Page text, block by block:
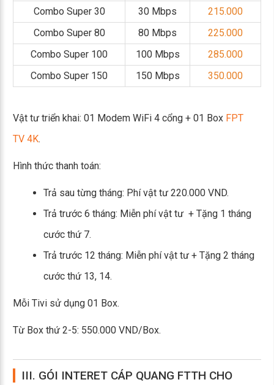
Combo Super 30
30 Mbps
215.000
Combo Super 80
80 Mbps
225.000
Combo Super 100
100 Mbps
285.000
Combo Super 150
150 Mbps 350.000
Vật tư triển khai: 01 Modem WiFi 4 cổng + 01 Box FPT
TV 4K.
Hình thức thanh toán:
Trả sau từng tháng: Phí vật tư 220.000 VND.
Trả trước 6 tháng: Miễn phí vật tư + Tặng 1 tháng
cước thứ 7.
Trả trước 12 tháng: Miễn phí vật tư + Tặng 2 tháng
cước thứ 13, 14.
Mỗi Tivi sử dụng 01 Box.
Từ Box thứ 2-5: 550.000 VND/Box.
III. GÓI INTERET CÁP QUANG FTTH CHO